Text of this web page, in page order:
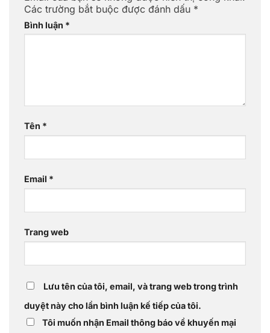
Các trường bắt buộc được đánh dấu *
Bình luận *
Tên *
Email *
Trang web
Lưu tên của tôi, email, và trang web trong trình
duyệt này cho lần bình luận kế tiếp của tôi.
Tôi muốn nhận Email thông báo về khuyến mại